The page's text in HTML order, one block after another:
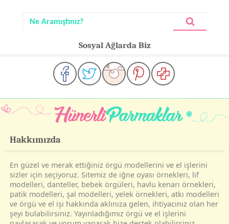
Sosyal Ağlarda Biz
Hakkımızda
En güzel ve merak ettiğiniz örgü modellerini ve el işlerini
sizler için seçiyoruz. Sitemiz de iğne oyası örnekleri, lif
modelleri, danteller, bebek örgüleri, havlu kenarı örnekleri,
patik modelleri, şal modelleri, yelek örnekleri, atkı modelleri
ve örgü ve el işi hakkında aklınıza gelen, ihtiyacınız olan her
şeyi bulabilirsiniz. Yayınladığımız örgü ve el işlerini